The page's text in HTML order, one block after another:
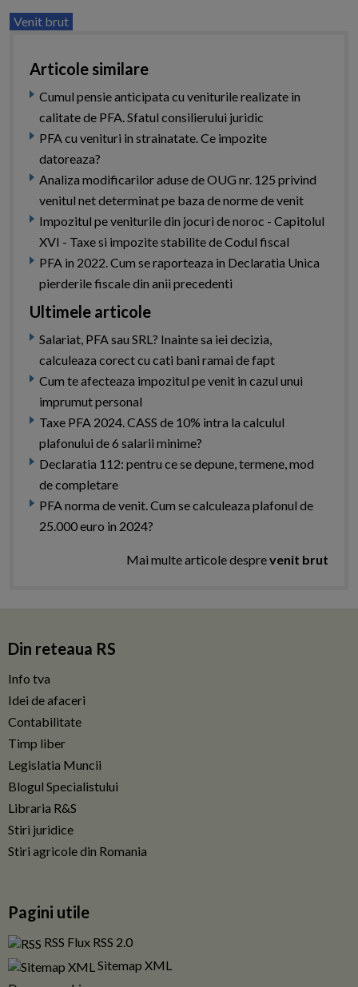
Venit brut
Articole similare
Cumul pensie anticipata cu veniturile realizate in
calitate de PFA. Sfatul consilierului juridic
PFA cu venituri in strainatate. Ce impozite
datoreaza?
Analiza modificarilor aduse de OUG nr. 125 privind
venitul net determinat pe baza de norme de venit
Impozitul pe veniturile din jocuri de noroc - Capitolul
XVI - Taxe si impozite stabilite de Codul fiscal
PFA in 2022. Cum se raporteaza in Declaratia Unica
pierderile fiscale din anii precedenti
Ultimele articole
Salariat, PFA sau SRL? Inainte sa iei decizia,
calculeaza corect cu cati bani ramai de fapt
Cum te afecteaza impozitul pe venit in cazul unui
imprumut personal
Taxe PFA 2024. CASS de 10% intra la calculul
plafonului de 6 salarii minime?
Declaratia 112: pentru ce se depune, termene, mod
de completare
PFA norma de venit. Cum se calculeaza plafonul de
25.000 euro in 2024?
Mai multe articole desprevenit brut
Din reteaua RS
Info tva
Idei de afaceri
Contabilitate
Timp liber
Legislatia Muncii
Blogul Specialistului
Libraria R&S
Stiri juridice
Stiri agricole din Romania
Pagini utile
RSS Flux RSS 2.0
Sitemap XML